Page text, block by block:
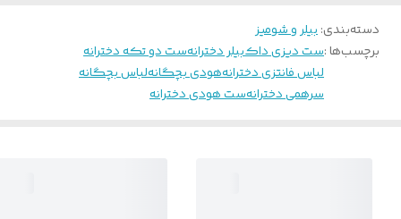
دسته‌بندی:بیلر و شومیز
برچسب‌ها :ست دیزی داکبیلر دخترانهست دو تکه دخترانه
لباس فانتزی دخترانههودی بچگانهلباس بچگانه
سرهمی دخترانهست هودی دخترانه